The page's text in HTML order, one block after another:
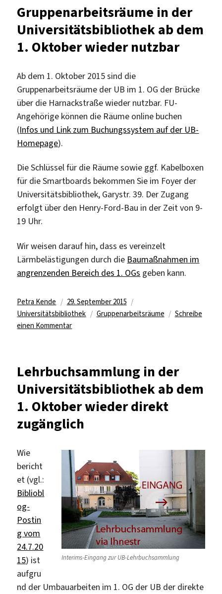
durch
Gruppenarbeitsräume in der
Universitätsbibliothek ab dem
1. Oktober wieder nutzbar
Ab dem 1. Oktober 2015 sind die
Gruppenarbeitsräume der UB im 1. OG der Brücke
über die Harnackstraße wieder nutzbar. FU-
Angehörige können die Räume online buchen
(Infos und Link zum Buchungssystem auf der UB-
Homepage).
Die Schlüssel für die Räume sowie ggf. Kabelboxen
für die Smartboards bekommen Sie im Foyer der
Universitätsbibliothek, Garystr. 39. Der Zugang
erfolgt über den Henry-Ford-Bau in der Zeit von 9-
19 Uhr.
Wir weisen darauf hin, dass es vereinzelt
Lärmbelästigungen durch die Baumaßnahmen im
angrenzenden Bereich des 1. OGs geben kann.
Autor
Petra Kende
Veröffentlicht
am
29. September 2015
Universitätsbibliothek
Schlagwörter
Gruppenarbeitsräume
Schreibe
einen Kommentarzu
Universitätsbibliothek
ab
dem
1.
Oktober
Lehrbuchsammlung in der
Universitätsbibliothek ab dem
1. Oktober wieder direkt
zugänglich
Interims-Eingang zur UB-Lehrbuchsammlung
Wie
bericht
et (vgl.:
Bibliobl
og-
Postin
g vom
24.7.20
15) ist
aufgru
nd der Umbauarbeiten im 1. OG der UB der direkte